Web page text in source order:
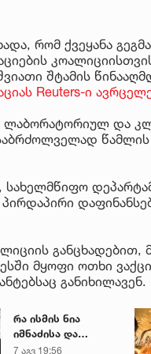
რომ ქვეყანა
შტამის
Reuters-ი
და
სახელმწიფო
განცხადებით,
მყოფი ოთხი
განიხილავენ.
რა ისმის ნია
იმნაძისა და
მამამისის ფარული
7 აგვ 19:56